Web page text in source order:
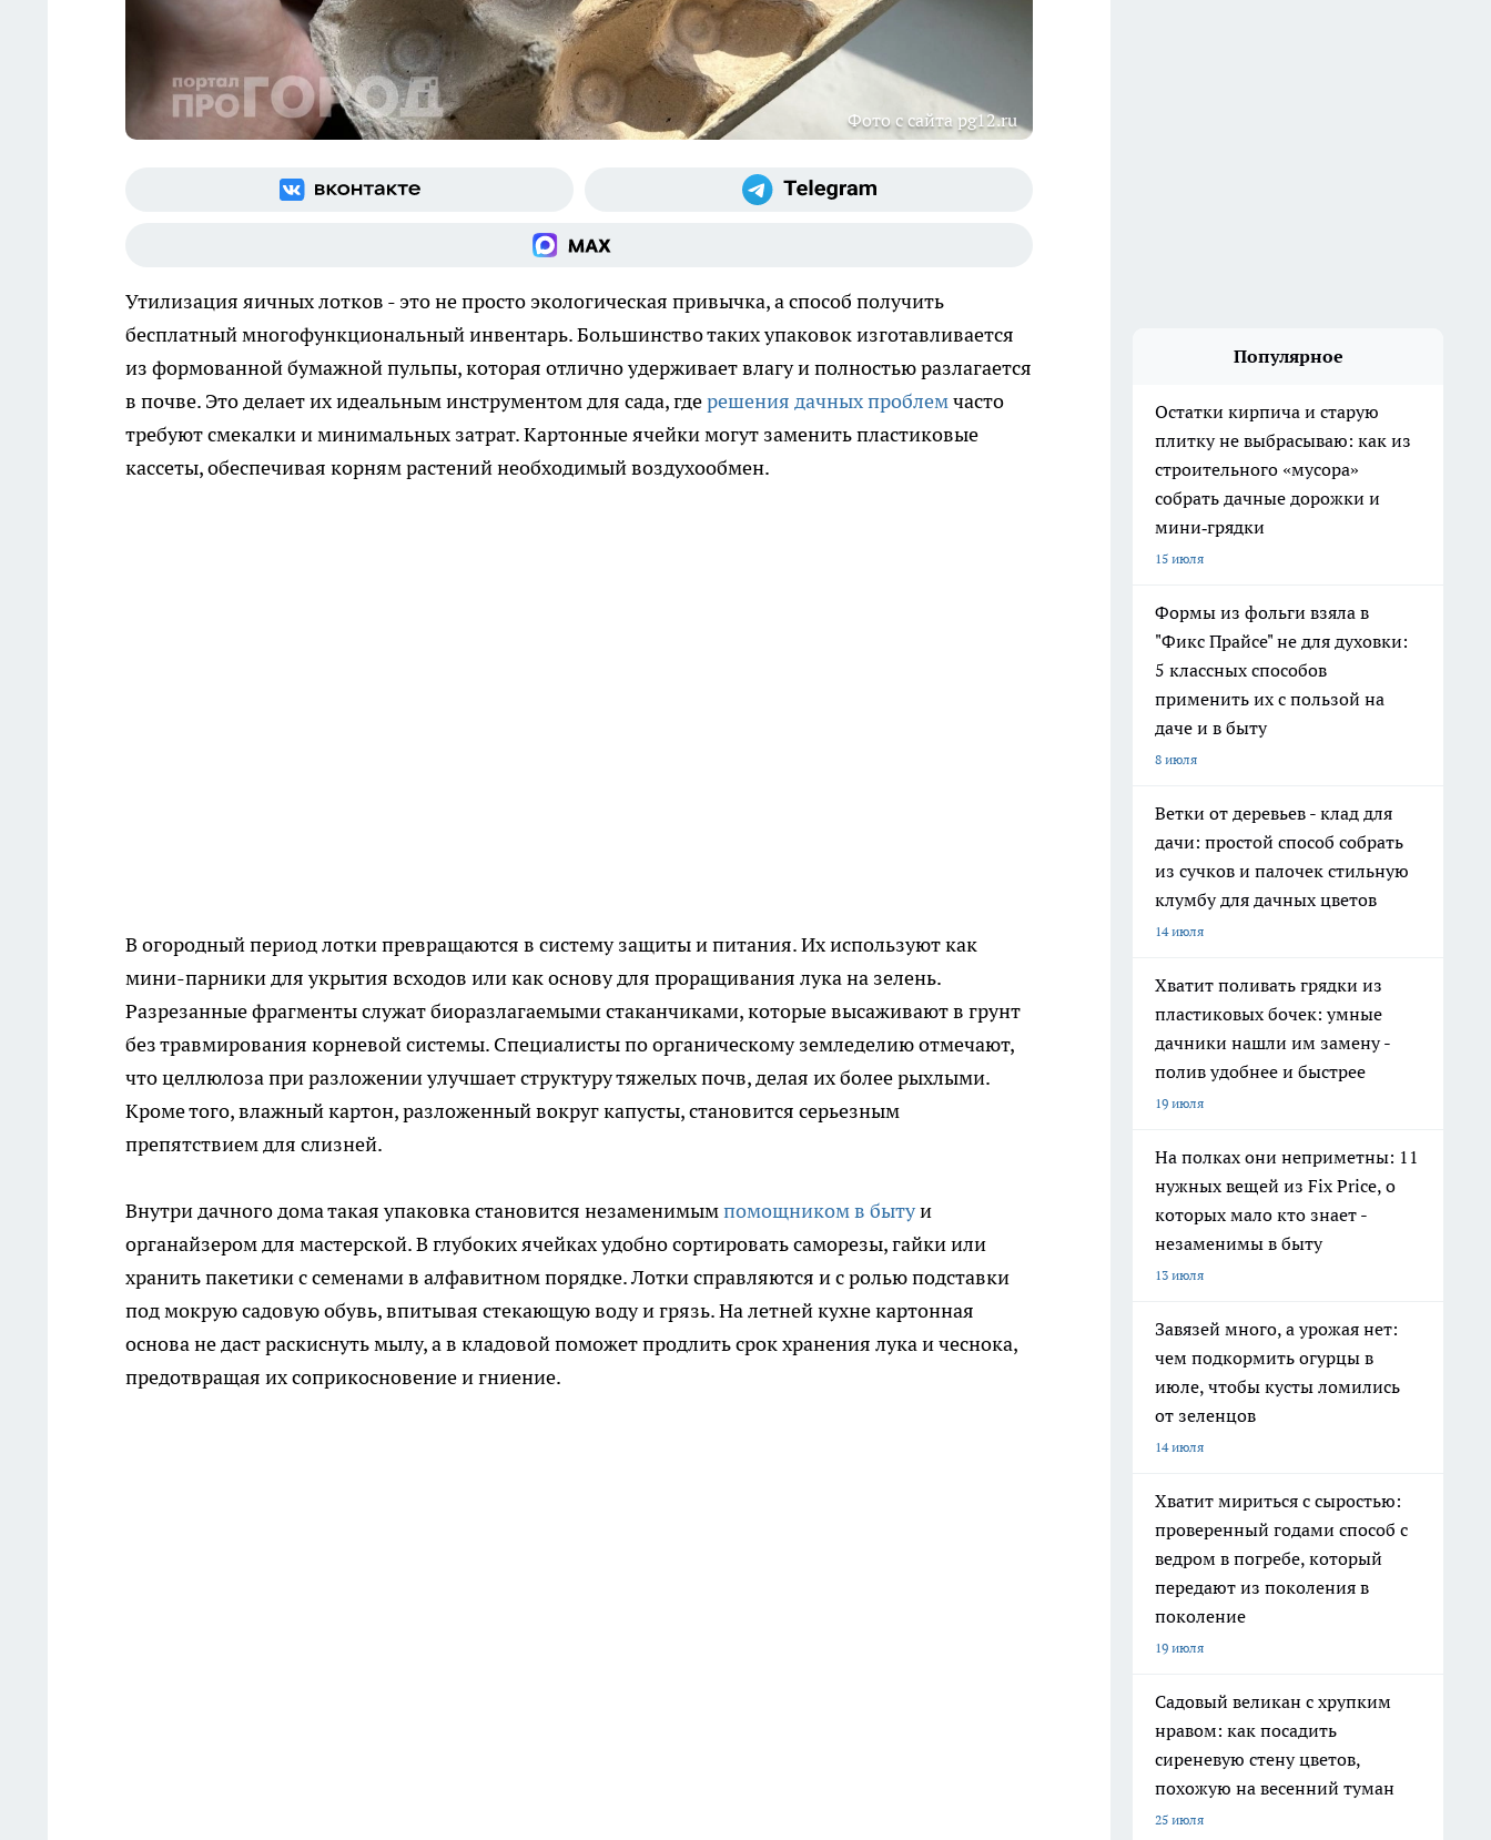
Фото с сайта pg12.ru
Утилизация яичных лотков - это не просто экологическая привычка, а способ получить
бесплатный многофункциональный инвентарь. Большинство таких упаковок изготавливается
из формованной бумажной пульпы, которая отлично удерживает влагу и полностью разлагается
в почве. Это делает их идеальным инструментом для сада, гдерешения дачных проблемчасто
требуют смекалки и минимальных затрат. Картонные ячейки могут заменить пластиковые
кассеты, обеспечивая корням растений необходимый воздухообмен.
В огородный период лотки превращаются в систему защиты и питания. Их используют как
мини-парники для укрытия всходов или как основу для проращивания лука на зелень.
Разрезанные фрагменты служат биоразлагаемыми стаканчиками, которые высаживают в грунт
без травмирования корневой системы. Специалисты по органическому земледелию отмечают,
что целлюлоза при разложении улучшает структуру тяжелых почв, делая их более рыхлыми.
Кроме того, влажный картон, разложенный вокруг капусты, становится серьезным
препятствием для слизней.
Внутри дачного дома такая упаковка становится незаменимымпомощником в бытуи
органайзером для мастерской. В глубоких ячейках удобно сортировать саморезы, гайки или
хранить пакетики с семенами в алфавитном порядке. Лотки справляются и с ролью подставки
под мокрую садовую обувь, впитывая стекающую воду и грязь. На летней кухне картонная
основа не даст раскиснуть мылу, а в кладовой поможет продлить срок хранения лука и чеснока,
предотвращая их соприкосновение и гниение.
Популярное
Остатки кирпича и старую
плитку не выбрасываю: как из
строительного «мусора»
собрать дачные дорожки и
мини‑грядки
15 июля
Формы из фольги взяла в
"Фикс Прайсе" не для духовки:
5 классных способов
применить их с пользой на
даче и в быту
8 июля
Ветки от деревьев - клад для
дачи: простой способ собрать
из сучков и палочек стильную
клумбу для дачных цветов
14 июля
Хватит поливать грядки из
пластиковых бочек: умные
дачники нашли им замену -
полив удобнее и быстрее
19 июля
На полках они неприметны: 11
нужных вещей из Fix Price, о
которых мало кто знает -
незаменимы в быту
13 июля
Завязей много, а урожая нет:
чем подкормить огурцы в
июле, чтобы кусты ломились
от зеленцов
14 июля
Хватит мириться с сыростью:
проверенный годами способ с
ведром в погребе, который
передают из поколения в
поколение
19 июля
Садовый великан с хрупким
нравом: как посадить
сиреневую стену цветов,
похожую на весенний туман
25 июля